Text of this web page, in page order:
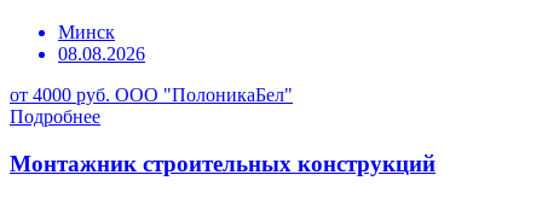
Минск
08.08.2026
от 4000 руб. ООО "ПолоникаБел"
Подробнее
Монтажник строительных конструкций